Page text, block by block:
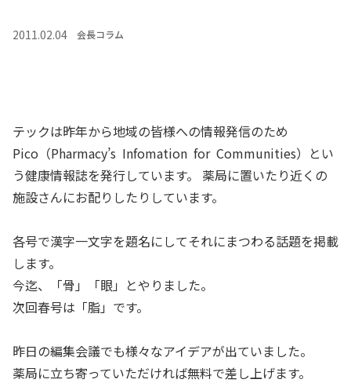
2011.02.04 会長コラム
テックは昨年から地域の皆様への情報発信のため
Pico（Pharmacy’s Infomation for Communities）とい
う健康情報誌を発行しています。 薬局に置いたり近くの
施設さんにお配りしたりしています。
各号で漢字一文字を題名にしてそれにまつわる話題を掲載
します。
今迄、「骨」「眼」とやりました。
次回春号は「脂」です。
昨日の編集会議でも様々なアイデアが出ていました。
薬局に立ち寄っていただければ無料で差し上げます。